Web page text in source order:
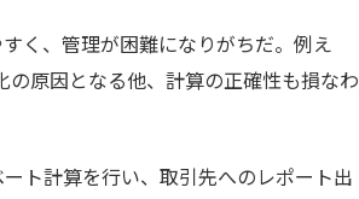
く、管理が困難になりがちだ。例え
原因となる他、計算の正確性も損なわ
ト計算を行い、取引先へのレポート出